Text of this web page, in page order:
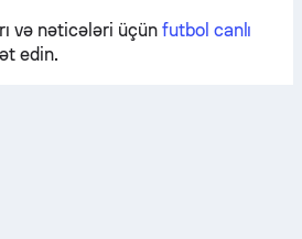
və nəticələri üçün futbol canlı
edin.